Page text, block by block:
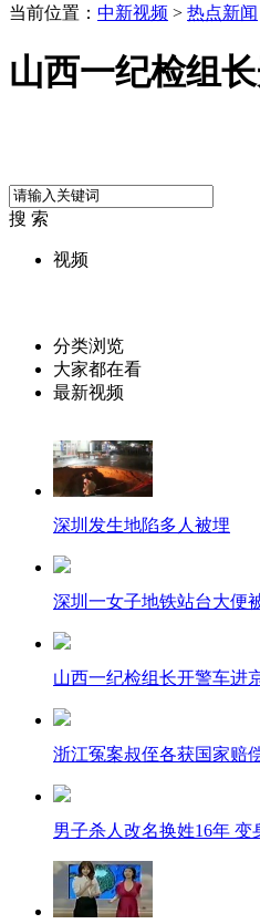
当前位置： 中新视频 > 热点新闻
山西一纪检组
搜 索
视频
分类浏览
大家都在看
最新视频
深圳发生地陷多人被埋
深圳一女子地铁站台大便
山西一纪检组长开警车进
浙江冤案叔侄各获国家赔
男子杀人改名换姓16年 变